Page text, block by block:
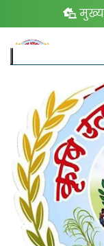
मुख्य
हमाली तोलाई
व्ह्यूव